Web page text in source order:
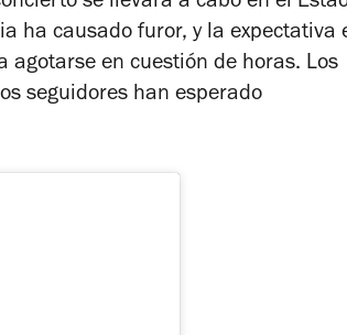
ha causado furor, y la expectativa
en cuestión de horas. Los
seguidores han esperado